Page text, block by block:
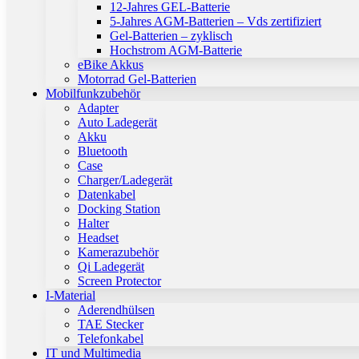
12-Jahres GEL-Batterie
5-Jahres AGM-Batterien – Vds zertifiziert
Gel-Batterien – zyklisch
Hochstrom AGM-Batterie
eBike Akkus
Motorrad Gel-Batterien
Mobilfunkzubehör
Adapter
Auto Ladegerät
Akku
Bluetooth
Case
Charger/Ladegerät
Datenkabel
Docking Station
Halter
Headset
Kamerazubehör
Qi Ladegerät
Screen Protector
I-Material
Aderendhülsen
TAE Stecker
Telefonkabel
IT und Multimedia